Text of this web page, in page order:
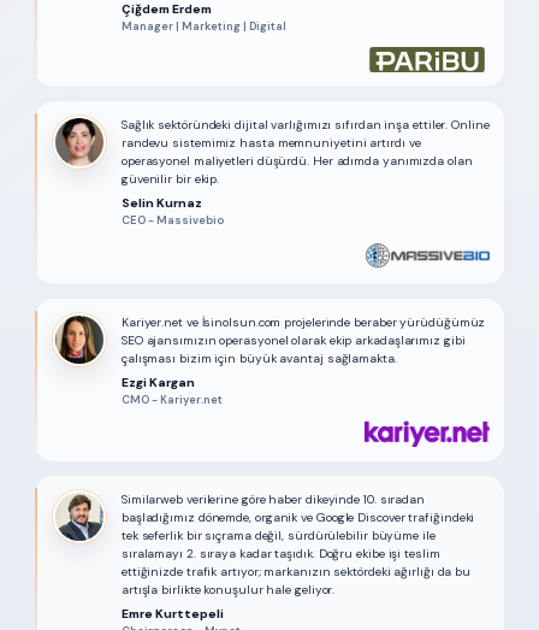
Çiğdem Erdem
Manager | Marketing | Digital
Sağlık sektöründeki dijital varlığımızı sıfırdan inşa ettiler. Online
randevu sistemimiz hasta memnuniyetini artırdı ve
operasyonel maliyetleri düşürdü. Her adımda yanımızda olan
güvenilir bir ekip.
Selin Kurnaz
CEO - Massivebio
Kariyer.net ve İsinolsun.com projelerinde beraber yürüdüğümüz
SEO ajansımızın operasyonel olarak ekip arkadaşlarımız gibi
çalışması bizim için büyük avantaj sağlamakta.
Ezgi Kargan
CMO - Kariyer.net
Similarweb verilerine göre haber dikeyinde 10. sıradan
başladığımız dönemde, organik ve Google Discover trafiğindeki
tek seferlik bir sıçrama değil, sürdürülebilir büyüme ile
sıralamayı 2. sıraya kadar taşıdık. Doğru ekibe işi teslim
ettiğinizde trafik artıyor; markanızın sektördeki ağırlığı da bu
artışla birlikte konuşulur hale geliyor.
Emre Kurttepeli